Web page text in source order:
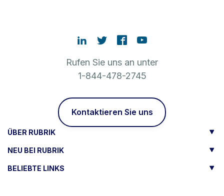
Rufen Sie uns an unter
1-844-478-2745
Kontaktieren Sie uns
ÜBER RUBRIK
NEU BEI RUBRIK
BELIEBTE LINKS